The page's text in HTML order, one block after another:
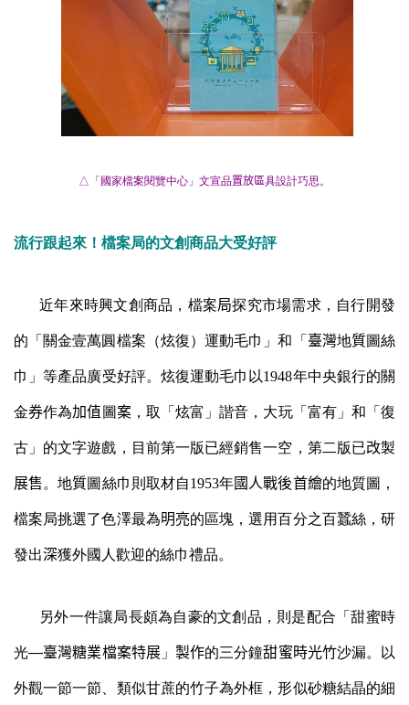
△「國家檔案閱覽中心」文宣品置放區具設計巧思。
流行跟起來！檔案局的文創商品大受好評
近年來時興文創商品，檔案局探究市場需求，自行開發
的「關金壹萬圓檔案（炫復）運動毛巾」和 「 臺灣地質圖絲
巾 」等產品廣受好評。炫復運動毛巾以1948年中央銀行的關
金券作為加值 圖案，取 「 炫富 」諧音，大玩「富有」和「復
古」 的文字遊戲，目前第一版已經銷售一空， 第二版已改製
展售。地質圖絲巾則取材自1953年國人戰後首繪的地質圖，
檔案局挑選了色澤最為明亮的區塊，選用百分之百蠶絲，研
發出深獲外國人歡迎的絲巾禮品。
另外一件讓局長頗為自豪的文創品，則是配合 「甜蜜時
光—臺灣糖業檔案特展」 製作的三分鐘甜蜜時光竹沙漏。以
外觀一節一節、類似甘蔗的竹子為外框，形似砂糖結晶的細